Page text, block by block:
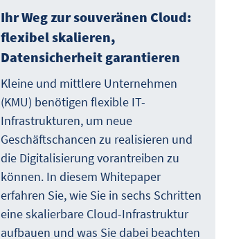
Ihr Weg zur souveränen Cloud:
flexibel skalieren,
Datensicherheit garantieren
Kleine und mittlere Unternehmen
(KMU) benötigen flexible IT-
Infrastrukturen, um neue
Geschäftschancen zu realisieren und
die Digitalisierung vorantreiben zu
können. In diesem Whitepaper
erfahren Sie, wie Sie in sechs Schritten
eine skalierbare Cloud-Infrastruktur
aufbauen und was Sie dabei beachten